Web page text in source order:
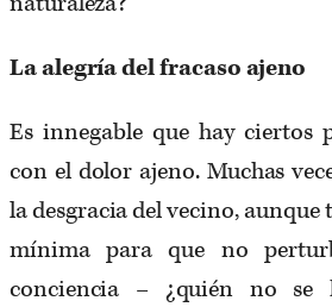
La alegría del fracaso ajeno
Es innegable que hay ciertos
con el dolor ajeno. Muchas
la desgracia del vecino, aunque
mínima para que no
conciencia – ¿quién no